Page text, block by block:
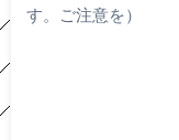
す。ご注意を）